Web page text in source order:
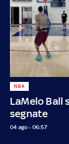
LaMelo Ball
segnate
NBA
04 ago - 06:57